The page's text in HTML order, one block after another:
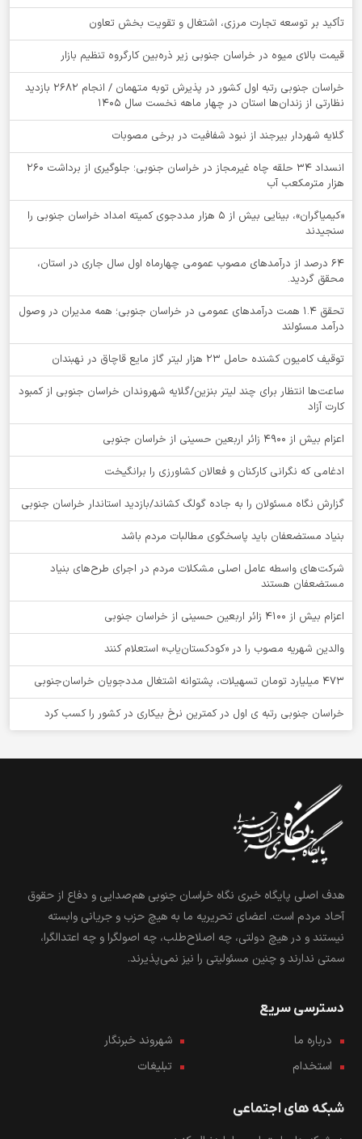
تأکید بر توسعه تجارت مرزی، اشتغال و تقویت بخش تعاون
قیمت بالای میوه در خراسان جنوبی زیر ذره‌بین کارگروه تنظیم بازار
خراسان جنوبی رتبه اول کشور در پذیرش توبه متهمان / انجام ۲۶۸۲ بازدید
نظارتی از زندان‌ها استان در چهار ماهه نخست سال 1405
گلایه شهردار بیرجند از نبود شفافیت در برخی مصوبات
انسداد ۳۴ حلقه چاه غیرمجاز در خراسان جنوبی؛ جلوگیری از برداشت ۲۶۰
هزار مترمکعب آب
«کیمیاگران»، بینایی بیش از ۵ هزار مددجوی کمیته امداد خراسان جنوبی را
سنجیدند
64 درصد از درآمدهای مصوب عمومی چهارماه اول سال جاری در استان،
محقق گردید.
تحقق ۱.۴ همت درآمدهای عمومی در خراسان جنوبی؛ همه مدیران در وصول
درآمد مسئولند
توقيف کامیون کشنده حامل 23 هزار لیتر گاز مایع قاچاق در نهبندان
ساعت‌ها انتظار برای چند لیتر بنزین/گلایه شهروندان خراسان جنوبی از کمبود
کارت آزاد
اعزام بیش از 4900 زائر اربعین حسینی از خراسان جنوبی
ادغامی که نگرانی کارکنان و فعالان کشاورزی را برانگیخت
گزارش نگاه مسئولان را به جاده گولگ کشاند/بازدید استاندار خراسان جنوبی
بنیاد مستضعفان باید پاسخگوی مطالبات مردم باشد
شرکت‌های واسطه عامل اصلی مشکلات مردم در اجرای طرح‌های بنیاد
مستضعفان هستند
اعزام بیش از 4100 زائر اربعین حسینی از خراسان جنوبی
والدین شهریه مصوب را در «کودکستان‌یاب» استعلام کنند
۴۷۳ میلیارد تومان تسهیلات، پشتوانه اشتغال مددجویان خراسان‌جنوبی
خراسان جنوبی رتبه ی اول در کمترین نرخ بیکاری در کشور را کسب کرد
هدف اصلی پایگاه خبری نگاه خراسان جنوبی هم‌صدایی و دفاع از حقوق
آحاد مردم است. اعضای تحریریه ما به هیچ حزب و جریانی وابسته
نیستند و در هیچ دولتی، چه اصلاح‌طلب، چه اصولگرا و چه اعتدالگرا،
سمتی ندارند و چنین مسئولیتی را نیز نمی‌پذیرند.
دسترسی سریع
درباره ما
شهروند خبرنگار
استخدام
تبلیغات
شبکه های اجتماعی